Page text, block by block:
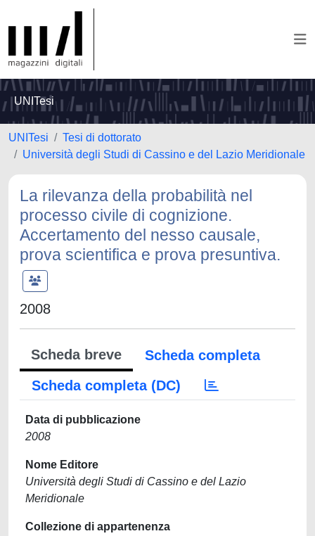
UNITesi
UNITesi
Tesi di dottorato
Università degli Studi di Cassino e del Lazio Meridionale
La rilevanza della probabilità nel
processo civile di cognizione.
Accertamento del nesso causale,
prova scientifica e prova presuntiva.
2008
Scheda breve
Scheda completa
Scheda completa (DC)
Data di pubblicazione
2008
Nome Editore
Università degli Studi di Cassino e del Lazio
Meridionale
Collezione di appartenenza